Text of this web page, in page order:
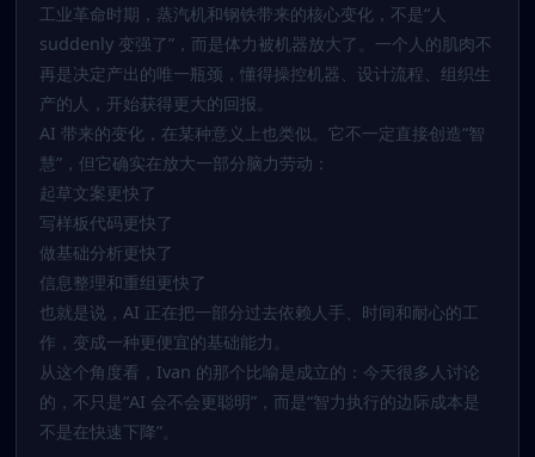
工业革命时期，蒸汽机和钢铁带来的核心变化，不是“人
suddenly 变强了”，而是体力被机器放大了。一个人的肌肉不
再是决定产出的唯一瓶颈，懂得操控机器、设计流程、组织生
产的人，开始获得更大的回报。
AI 带来的变化，在某种意义上也类似。它不一定直接创造“智
慧”，但它确实在放大一部分脑力劳动：
起草文案更快了
写样板代码更快了
做基础分析更快了
信息整理和重组更快了
也就是说，AI 正在把一部分过去依赖人手、时间和耐心的工
作，变成一种更便宜的基础能力。
从这个角度看，Ivan 的那个比喻是成立的：今天很多人讨论
的，不只是“AI 会不会更聪明”，而是“智力执行的边际成本是
不是在快速下降”。